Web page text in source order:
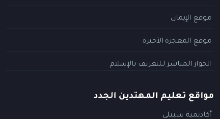
موقع الإيمان
موقع المعجزة الأخيرة
الحوار المباشر للتعريف بالإسلام
مواقع تعليم المهتدين الجدد
أكاديمية سبيلي